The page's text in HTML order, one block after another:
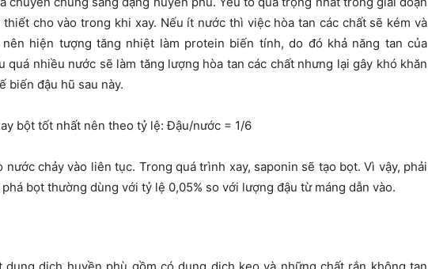
cho vào trong khi xay. Nếu ít nước thì việc hòa tan các chất sẽ kém và
hiện tượng tăng nhiệt làm protein biến tính, do đó khả năng tan của
quá nhiều nước sẽ làm tăng lượng hòa tan các chất nhưng lại gây khó khăn
biến đậu hũ sau này.
bột tốt nhất nên theo tỷ lệ: Đậu/nước = 1/6
nước chảy vào liên tục. Trong quá trình xay, saponin sẽ tạo bọt. Vì vậy, phải
bọt thường dùng với tỷ lệ 0,05% so với lượng đậu từ máng dẫn vào.